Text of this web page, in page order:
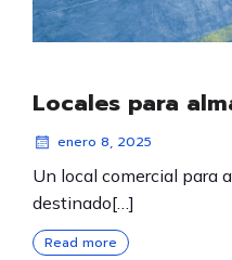
Locales para
enero 8, 2025
Un local comercial para
destinado[…]
Read more